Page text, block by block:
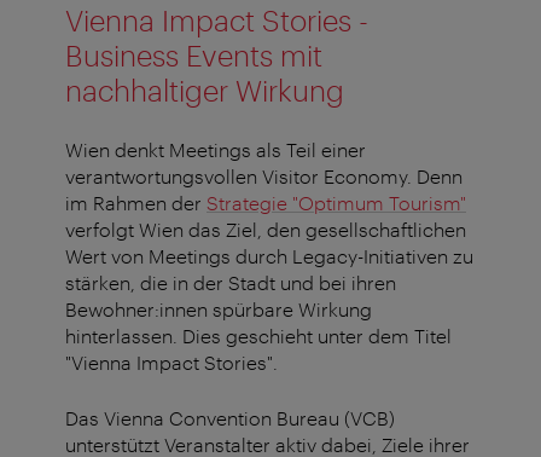
Vienna Impact Stories -
Business Events mit
nachhaltiger Wirkung
Wien denkt Meetings als Teil einer
verantwortungsvollen Visitor Economy. Denn
im Rahmen der Strategie "Optimum Tourism"
verfolgt Wien das Ziel, den gesellschaftlichen
Wert von Meetings durch Legacy-Initiativen zu
stärken, die in der Stadt und bei ihren
Bewohner:innen spürbare Wirkung
hinterlassen. Dies geschieht unter dem Titel
"Vienna Impact Stories".
Das Vienna Convention Bureau (VCB)
unterstützt Veranstalter aktiv dabei, Ziele ihrer